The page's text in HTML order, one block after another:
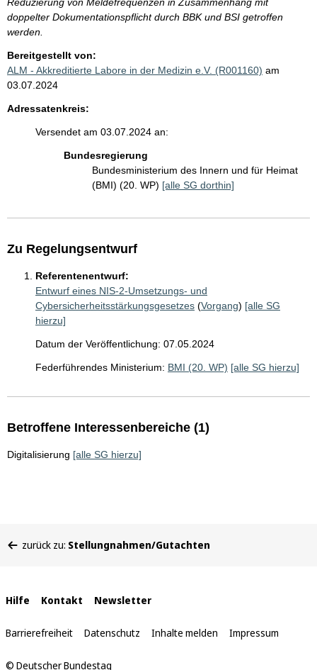
doppelter Dokumentationspflicht durch BBK und BSI getroffen
werden.
Bereitgestellt von:
ALM - Akkreditierte Labore in der Medizin e.V. (R001160) am
03.07.2024
Adressatenkreis:
Versendet am 03.07.2024 an:
Bundesregierung
Bundesministerium des Innern und für Heimat
(BMI) (20. WP) [alle SG dorthin]
Zu Regelungsentwurf
Referentenentwurf:
Entwurf eines NIS-2-Umsetzungs- und
Cybersicherheitsstärkungsgesetzes (Vorgang) [alle SG
hierzu]
Datum der Veröffentlichung: 07.05.2024
Federführendes Ministerium: BMI (20. WP) [alle SG hierzu]
Betroffene Interessenbereiche (1)
Digitalisierung [alle SG hierzu]
befinden
zurück zu: Stellungnahmen/Gutachten
Interne
Links
Hilfe Kontakt Newsletter
Barrierefreiheit Datenschutz Inhalte melden Impressum
© Deutscher Bundestag